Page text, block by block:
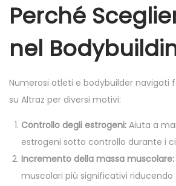
Perché
nel
Numerosi atleti e bodybuilder
su Altraz per diversi motivi:
Controllo degli estrogeni: Aiuta a
estrogeni sotto controllo durante i
Incremento della massa muscolare:
muscolari più significativi